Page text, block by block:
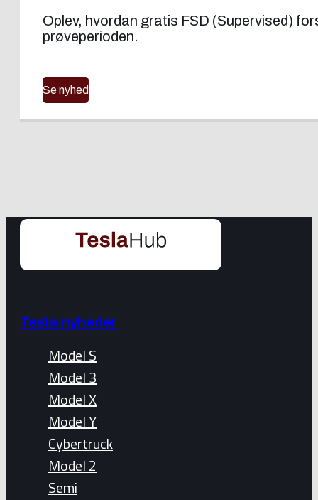
Oplev, hvordan gratis FSD (Supervised)
prøveperioden.
Se nyhed
Tesla nyheder
Model S
Model 3
Model X
Model Y
Cybertruck
Model 2
Semi